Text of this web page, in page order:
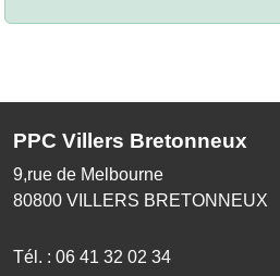
PPC Villers Bretonneux
9,rue de Melbourne
80800 VILLERS BRETONNEUX
Tél. : 06 41 32 02 34